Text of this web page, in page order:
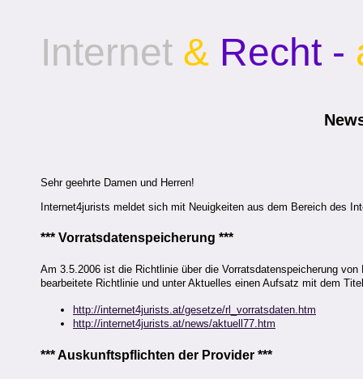
Internet & Recht -
Sehr geehrte Damen und Herren!
Internet4jurists meldet sich mit Neuigkeiten aus dem Bereich des
*** Vorratsdatenspeicherung ***
Am 3.5.2006 ist die Richtlinie über die Vorratsdatenspeicherung
bearbeitete Richtlinie und unter Aktuelles einen Aufsatz mit dem
http://internet4jurists.at/gesetze/rl_vorratsdaten.htm
http://internet4jurists.at/news/aktuell77.htm
*** Auskunftspflichten der Provider ***